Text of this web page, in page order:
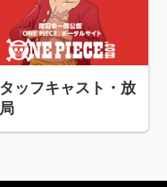
ッフキャスト・放